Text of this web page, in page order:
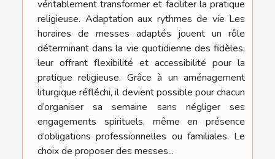
véritablement transformer et faciliter la pratique
religieuse. Adaptation aux rythmes de vie Les
horaires de messes adaptés jouent un rôle
déterminant dans la vie quotidienne des fidèles,
leur offrant flexibilité et accessibilité pour la
pratique religieuse. Grâce à un aménagement
liturgique réfléchi, il devient possible pour chacun
d’organiser sa semaine sans négliger ses
engagements spirituels, même en présence
d’obligations professionnelles ou familiales. Le
choix de proposer des messes...